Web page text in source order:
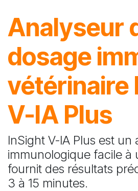
Analyseur
dosage
vétérinaire
V-IA Plus
InSight V-IA Plus est un
immunologique facile à
fournit des résultats
3 à 15 minutes.